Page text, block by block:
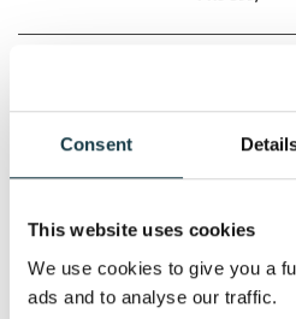
Consent
This website uses cookies
We use cookies to give you a
ads and to analyse our traffic.
Mary
Nedlastbar
Pris 399,–